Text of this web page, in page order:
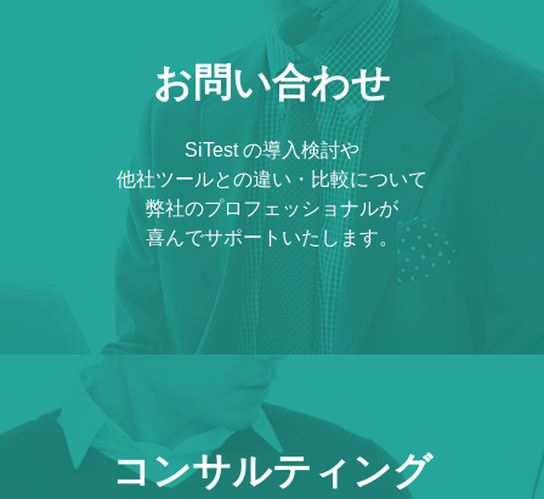
お問い合わせ
SiTest の導入検討や
他社ツールとの違い・比較について
弊社のプロフェッショナルが
喜んでサポートいたします。
コンサルティング